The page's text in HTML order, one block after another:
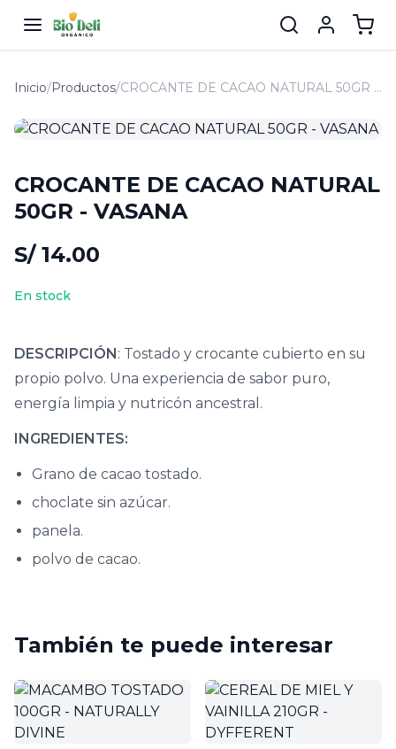
Inicio/Productos/ CROCANTE DE CACAO NATURAL 50GR - VASANA
CROCANTE DE CACAO NATURAL
50GR - VASANA
S/ 14.00
En stock
DESCRIPCIÓN: Tostado y crocante cubierto en su
propio polvo. Una experiencia de sabor puro,
energía limpia y nutricón ancestral.
INGREDIENTES:
Grano de cacao tostado.
choclate sin azúcar.
panela.
polvo de cacao.
También te puede interesar